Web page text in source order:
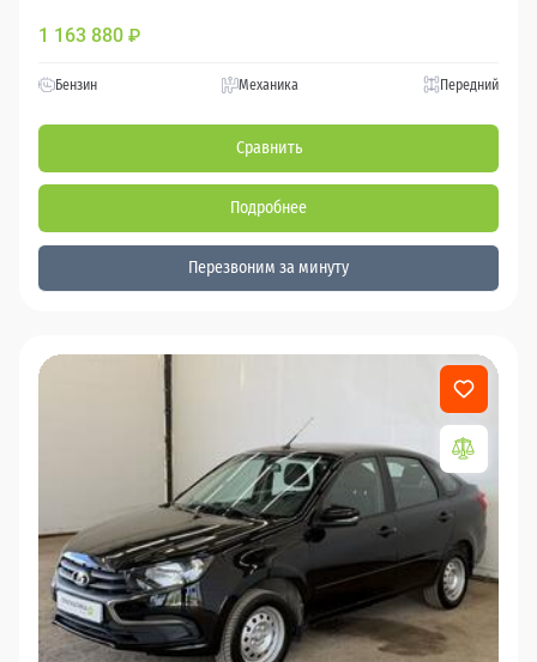
1 163 880 ₽
Бензин Механика Передний
Сравнить
Подробнее
Перезвоним за минуту